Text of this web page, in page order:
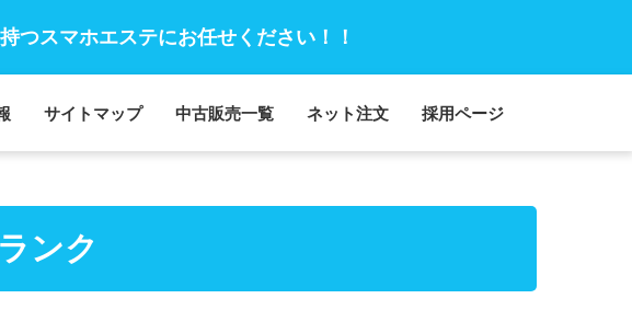
つスマホエステにお任せください！！
サイトマップ 中古販売一覧 ネット注文 採用ページ
ンク